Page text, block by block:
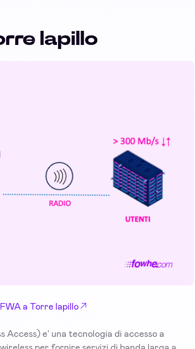
lapillo
a Torre lapillo
Access) e' una tecnologia di accesso a